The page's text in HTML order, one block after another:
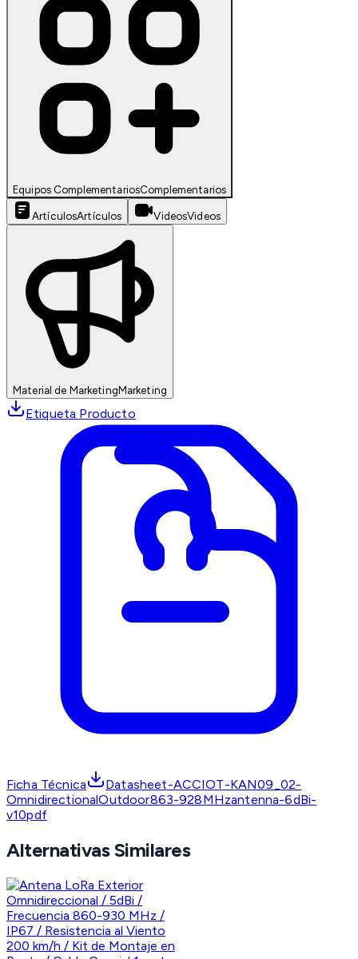
Equipos ComplementariosComplementarios
ArtículosArtículos VideosVideos
Material de MarketingMarketing
Etiqueta Producto
Ficha Técnica
Datasheet-ACCIOT-KAN09_02-
OmnidirectionalOutdoor863-928MHzantenna-6dBi-
v10pdf
Alternativas Similares